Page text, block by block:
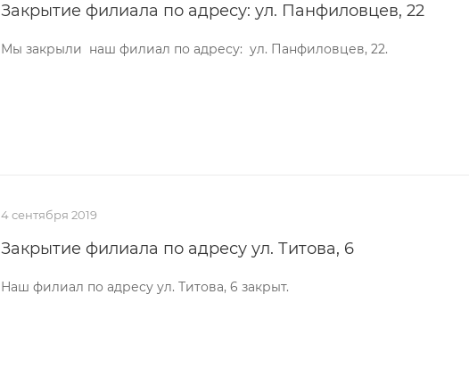
Закрытие филиала по адресу: ул. Панфиловцев, 22
Мы закрыли наш филиал по адресу: ул. Панфиловцев, 22.
4 сентября 2019
Закрытие филиала по адресу ул. Титова, 6
Наш филиал по адресу ул. Титова, 6 закрыт.